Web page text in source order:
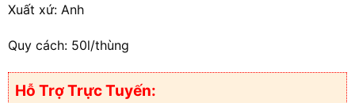
Xuất xứ: Anh
Quy cách: 50l/thùng
Hỗ Trợ Trực Tuyến: